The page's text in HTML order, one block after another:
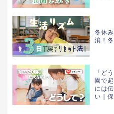
冬休
消！
「ど
園で
には
い｜